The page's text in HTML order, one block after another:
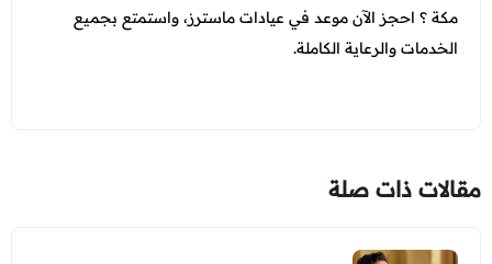
مكة؟ احجز الآن موعد في عيادات ماسترز، واستمتع بجميع
الخدمات والرعاية الكاملة.
مقالات ذات صلة